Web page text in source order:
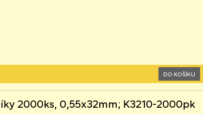
DO KOŠÍKU
2000ks, 0,55x32mm; K3210-2000pk